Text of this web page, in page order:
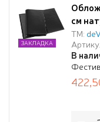
см
ТМ:
В
ЗАКЛАДКА